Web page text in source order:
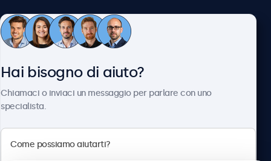
Servizio Clienti
Hai bisogno di aiuto?
Chiamaci o inviaci un messaggio per parlare con uno
specialista.